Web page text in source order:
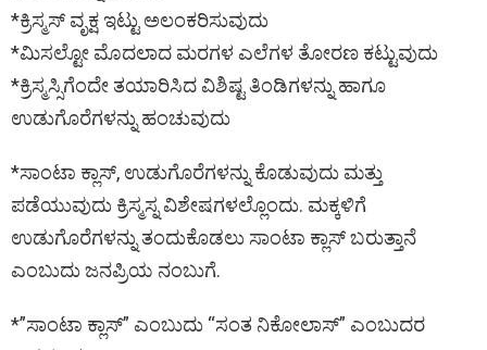
*ಕ್ರಿಸ್ಮಸ್ ವೃಕ್ಷ ಇಟ್ಟು ಅಲಂಕರಿಸುವುದು
*ಮಿಸಲ್ಟೋ ಮೊದಲಾದ ಮರಗಳ ಎಲೆಗಳ ತೋರಣ ಕಟ್ಟುವುದು
*ಕ್ರಿಸ್ಮಸ್ಸಿಗೆಂದೇ ತಯಾರಿಸಿದ ವಿಶಿಷ್ಟ ತಿಂಡಿಗಳನ್ನು ಹಾಗೂ
ಉಡುಗೊರೆಗಳನ್ನು ಹಂಚುವುದು
*ಸಾಂಟಾ ಕ್ಲಾಸ್, ಉಡುಗೊರೆಗಳನ್ನು ಕೊಡುವುದು ಮತ್ತು
ಪಡೆಯುವುದು ಕ್ರಿಸ್ಮಸ್ನ ವಿಶೇಷಗಳಲ್ಲೊಂದು. ಮಕ್ಕಳಿಗೆ
ಉಡುಗೊರೆಗಳನ್ನು ತಂದುಕೊಡಲು ಸಾಂಟಾ ಕ್ಲಾಸ್ ಬರುತ್ತಾನೆ
ಎಂಬುದು ಜನಪ್ರಿಯ ನಂಬುಗೆ.
*”ಸಾಂಟಾ ಕ್ಲಾಸ್” ಎಂಬುದು “ಸಂತ ನಿಕೋಲಾಸ್” ಎಂಬುದರ